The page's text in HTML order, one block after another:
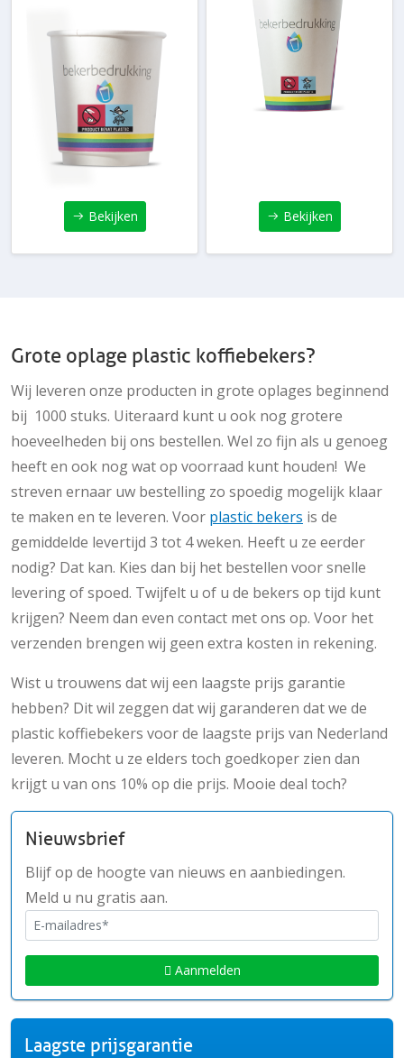
Bekijken Bekijken
Grote oplage plastic koffiebekers?
Wij leveren onze producten in grote oplages beginnend
bij 1000 stuks. Uiteraard kunt u ook nog grotere
hoeveelheden bij ons bestellen. Wel zo fijn als u genoeg
heeft en ook nog wat op voorraad kunt houden! We
streven ernaar uw bestelling zo spoedig mogelijk klaar
te maken en te leveren. Voor plastic bekers is de
gemiddelde levertijd 3 tot 4 weken. Heeft u ze eerder
nodig? Dat kan. Kies dan bij het bestellen voor snelle
levering of spoed. Twijfelt u of u de bekers op tijd kunt
krijgen? Neem dan even contact met ons op. Voor het
verzenden brengen wij geen extra kosten in rekening.
Wist u trouwens dat wij een laagste prijs garantie
hebben? Dit wil zeggen dat wij garanderen dat we de
plastic koffiebekers voor de laagste prijs van Nederland
leveren. Mocht u ze elders toch goedkoper zien dan
krijgt u van ons 10% op die prijs. Mooie deal toch?
Nieuwsbrief
Blijf op de hoogte van nieuws en aanbiedingen.
Meld u nu gratis aan.
Aanmelden
Laagste prijsgarantie